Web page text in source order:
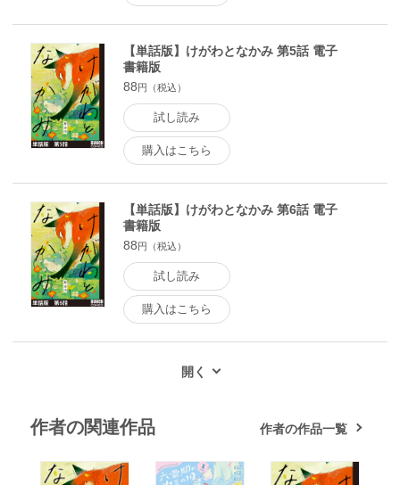
【単話版】けがわとなかみ 第5話 電子
書籍版
88円（税込）
試し読み
購入はこちら
【単話版】けがわとなかみ 第6話 電子
書籍版
88円（税込）
試し読み
購入はこちら
作者の関連作品 作者の作品一覧